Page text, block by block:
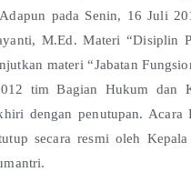
pada Senin, 16 Juli
M.Ed. Materi “Disiplin
materi “Jabatan
tim Bagian Hukum dan
dengan penutupan. Acara
secara resmi oleh